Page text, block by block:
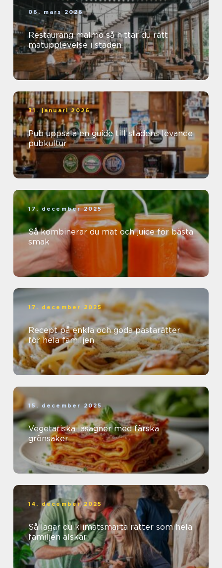
06. mars 2026
Restaurang malmö så hittar du rätt
matupplevelse i staden
31. januari 2026
Pub uppsala en guide till stadens levande
pubkultur
17. december 2025
Så kombinerar du mat och juice för bästa
smak
17. december 2025
Recept på enkla och goda pastarätter
för hela familjen
15. december 2025
Vegetariska lasagner med färska
grönsaker
14. december 2025
Så lagar du klimatsmarta rätter som hela
familjen älskar